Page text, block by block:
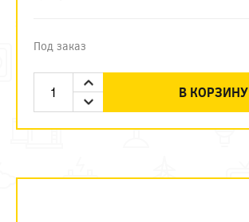
Под заказ
В КОРЗИНУ